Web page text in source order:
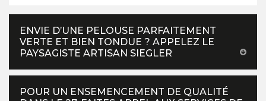
ENVIE D’UNE PELOUSE PARFAITEMENT
VERTE ET BIEN TONDUE ? APPELEZ LE
PAYSAGISTE ARTISAN SIEGLER
POUR UN ENSEMENCEMENT DE QUALITÉ